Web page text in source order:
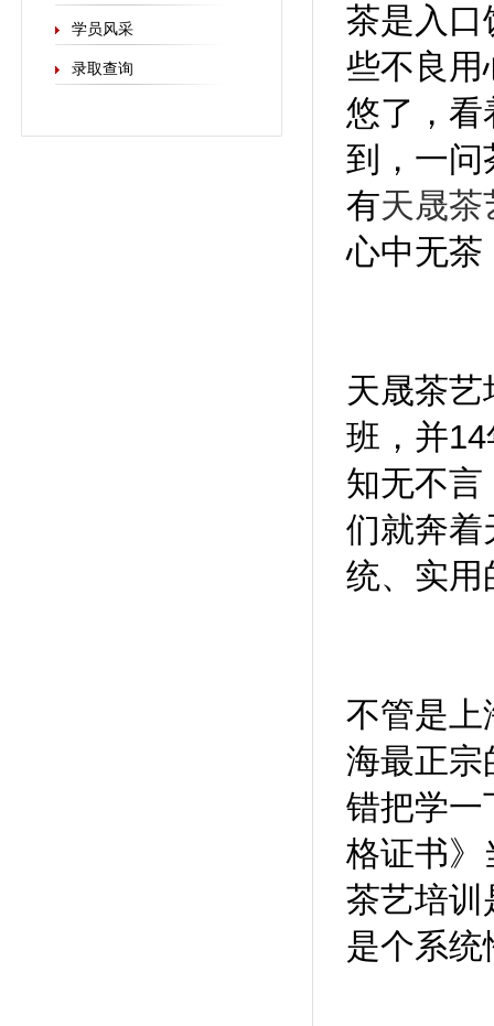
学员风采
录取查询
茶是入口
些不良用
悠了，看
到，一问
有天晟茶
心中无茶
天晟茶
班，并
知无不言
们就奔着
统、实用
不管是上
海最正宗
错把学一
格证书》
茶艺培训
是个系统